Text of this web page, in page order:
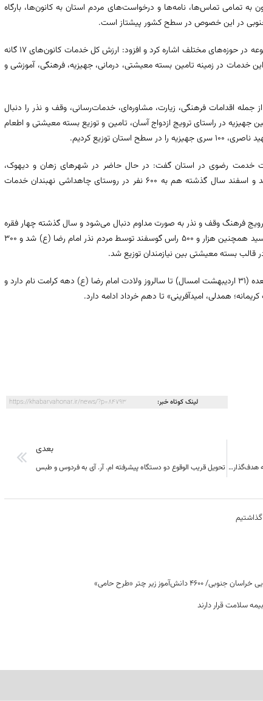
تمامی تماس‌ها، نامه‌ها و درخواست‌های مردم استان به کانون‌ها، بارگاه
جنوبی در این خصوص در سطح کشور پیشتاز است.
وی در بخش دیگری از سخنانش به فعالیت‌های این مجموعه در حوزه‌های مختلف اشاره کرد و افزود: ارزش کل خدمات کانون‌های ۱۷ گانه
بوده و این خدمات در زمینه تامین بسته معیشتی، درمانی، جهیزیه، فرهنگی، آموزشی و
جمله اقدامات فرهنگی، زیارت، مشاوره‌ای، خدمات‌رسانی، وقف و نذر را دنبال
در راستای ترویج ازدواج آسان، تامین و توزیع بسته معیشتی و اطعام
خدمت رضوی در استان گفت: در حال حاضر در شهرهای زهان و دیهوک،
خادمیاران رضوی در زمینه بهداشت و درمان فعالیت دارند و اسفند سال گذشته هم به ۶۰۰ نفر در روستای چاهداشی نهبندان خدمات
فرهنگ وقف و نذر به صورت مداوم دنبال می‌شود و سال گذشته چهار فقره
وقف برای آستان قدس رضوی در خراسان جنوبی به ثبت رسید همچنین هزار و ۵۰۰ راس گوسفند توسط مردم نذر امام رضا (ع) شد و ۳۰۰
بسته معیشتی بین نیازمندان توزیع شد.
سالروز ولادت حضرت فاطمه معصومه (س) در اول ذی‌القعده (۳۱ اردیبهشت امسال) تا سالروز ولادت امام رضا (ع) دهه کرامت نام دارد و
لینک کوتاه خبر: https://khabarvahonar.ir/news/?p=84793
تشکیل ۵۰ هزار قرارگاه محله‌ اسلامی در بازه زمانی ۱۰ ساله هدف‌گذاری شده است
بعدی
تحویل قریب الوقوع دو دستگاه پیشرفته ام. آر. آی به فردوس و طبس
زیر چتر «طرح حامی»